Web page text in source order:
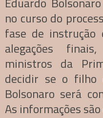
no curso do
fase de instrução
alegações
ministros da
decidir se o filho
Bolsonaro será
As informações